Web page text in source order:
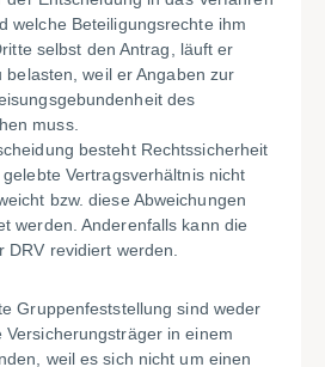
welche Beteiligungsrechte ihm
selbst den Antrag, läuft er
belasten, weil er Angaben zur
des
muss.
besteht Rechtssicherheit
Vertragsverhältnis nicht
bzw. diese Abweichungen
werden. Anderenfalls kann die
DRV revidiert werden.
Gruppenfeststellung sind weder
Versicherungsträger in einem
weil es sich nicht um einen